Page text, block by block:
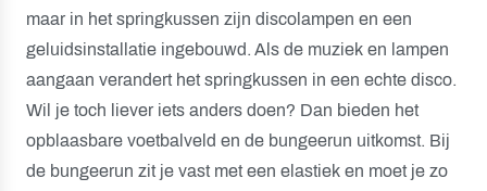
maar in het springkussen zijn discolampen en een
geluidsinstallatie ingebouwd. Als de muziek en lampen
aangaan verandert het springkussen in een echte disco.
Wil je toch liever iets anders doen? Dan bieden het
opblaasbare voetbalveld en de bungeerun uitkomst. Bij
de bungeerun zit je vast met een elastiek en moet je zo